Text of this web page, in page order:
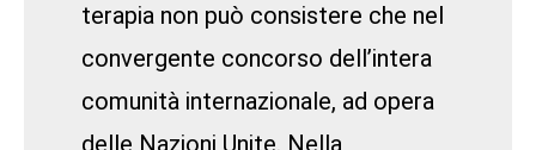
terapia non può consistere che nel
convergente concorso dell’intera
comunità internazionale, ad opera
delle Nazioni Unite. Nella